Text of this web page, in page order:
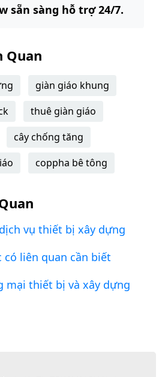
sẵn sàng hỗ trợ 24/7.
Quan
giàn giáo khung
thuê giàn giáo
cây chống tăng
coppha bê tông
vụ thiết bị xây dựng
liên quan cần biết
mại thiết bị và xây dựng